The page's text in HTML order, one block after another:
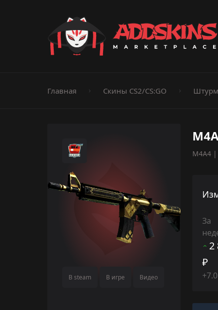
Пистолеты
Ножи
Штурмовые винтовки
Главная Скины CS2/CS:GO
M4A4
В steam В игре Видео
За
2
₽